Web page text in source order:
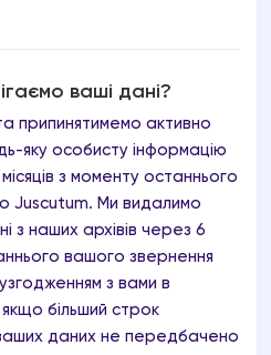
ваші дані?
припинятимемо активно
яку особисту інформацію
з моменту останнього
Juscutum. Ми видалимо
з наших архівів через 6
вашого звернення
з вами в
більший строк
даних не передбачено